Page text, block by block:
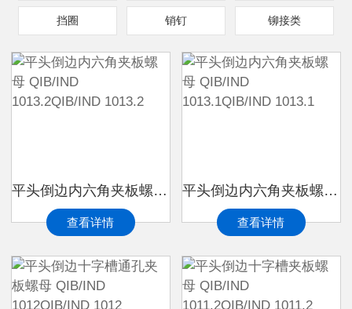
挡圈 销钉 铆接类
平头倒边内六角夹板螺母 QIB/IND 1013.2QIB/IND 1013.2
查看详情
平头倒边内六角夹板螺母 QIB/IND 1013.1QIB/IND 1013.1
查看详情